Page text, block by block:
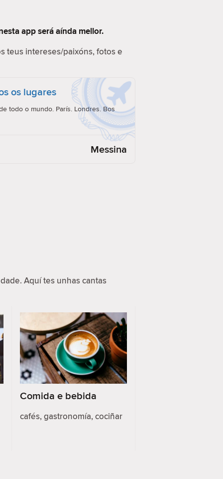
app será aínda mellor.
teus intereses/paixóns, fotos e
os lugares
todo o mundo. París. Londres. Bos
Messina
Aquí tes unhas cantas
Comida e bebida
cafés, gastronomía, cociñar